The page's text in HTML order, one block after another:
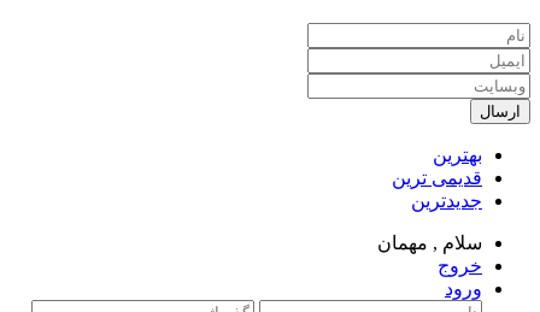
ارسال
بهترین
قدیمی ترین
جدیدترین
سلام , مهمان
خروج
ورود